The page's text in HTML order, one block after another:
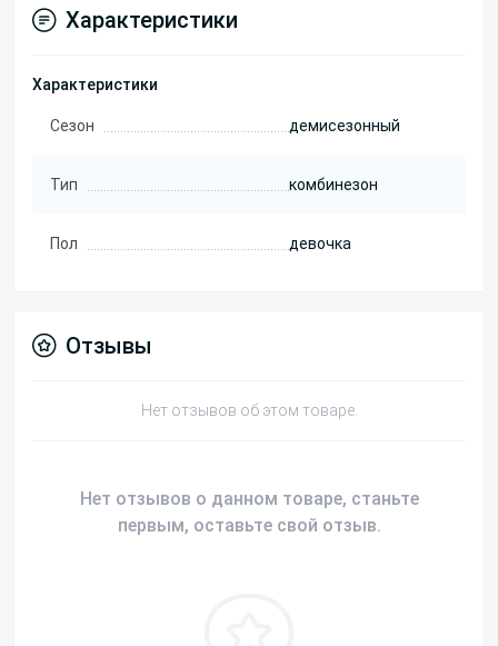
Характеристики
Характеристики
Сезон демисезонный
Тип комбинезон
Пол девочка
Отзывы
Нет отзывов об этом товаре.
Нет отзывов о данном товаре, станьте
первым, оставьте свой отзыв.